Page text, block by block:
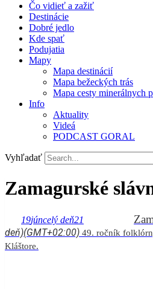
Čo vidieť a zažiť
Destinácie
Dobré jedlo
Kde spať
Podujatia
Mapy
Mapa destinácií
Mapa bežeckých trás
Mapa cesty minerálnych
Info
Aktuality
Videá
PODCAST GORAL
Vyhľadať
Zamagurské
19júncelý deň21
deň)(GMT+02:00) 49. ročník
Kláštore.